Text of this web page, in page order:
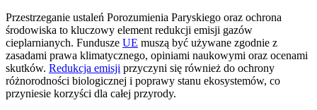
Przestrzeganie ustaleń Porozumienia Paryskiego oraz ochrona
środowiska to kluczowy element redukcji emisji gazów
cieplarnianych. Fundusze UE muszą być używane zgodnie z
zasadami prawa klimatycznego, opiniami naukowymi oraz ocenami
skutków. Redukcja emisji przyczyni się również do ochrony
różnorodności biologicznej i poprawy stanu ekosystemów, co
przyniesie korzyści dla całej przyrody.